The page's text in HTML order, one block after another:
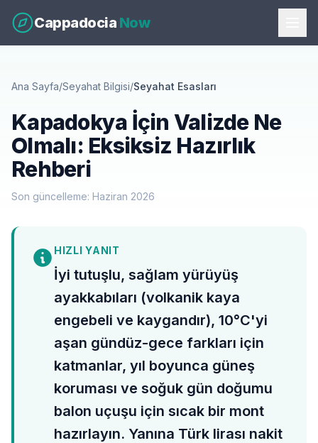
Cappadocia Now
Ana Sayfa/Seyahat Bilgisi/Seyahat Esasları
Kapadokya İçin Valizde Ne
Olmalı: Eksiksiz Hazırlık
Rehberi
Son güncelleme: Haziran 2026
HIZLI YANIT
İyi tutuşlu, sağlam yürüyüş
ayakkabıları (volkanik kaya
engebeli ve kaygandır), 10°C'yi
aşan gündüz-gece farkları için
katmanlar, yıl boyunca güneş
koruması ve soğuk gün doğumu
balon uçuşu için sıcak bir mont
hazırlayın. Yanına Türk lirası nakit